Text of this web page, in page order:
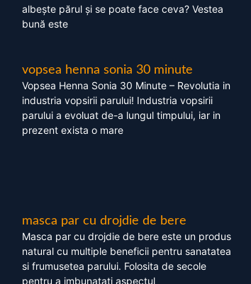
albește părul și se poate face ceva? Vestea
bună este
vopsea henna sonia 30 minute
Vopsea Henna Sonia 30 Minute – Revolutia in
industria vopsirii parului! Industria vopsirii
parului a evoluat de-a lungul timpului, iar in
prezent exista o mare
masca par cu drojdie de bere
Masca par cu drojdie de bere este un produs
natural cu multiple beneficii pentru sanatatea
si frumusetea parului. Folosita de secole
pentru a imbunatati aspectul